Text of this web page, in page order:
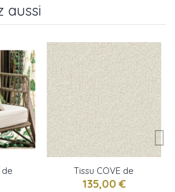
aussi
de
Tissu COVE de
Osborne & little
135,00 €